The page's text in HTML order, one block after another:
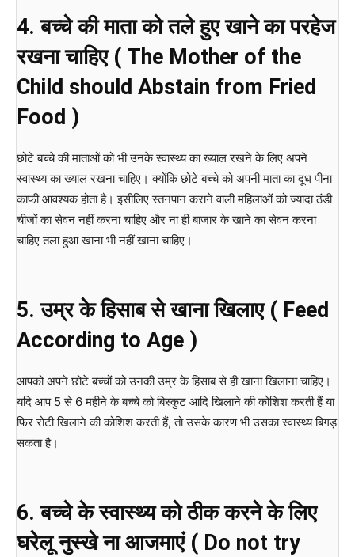
4. बच्चे की माता को तले हुए खाने का परहेज
रखना चाहिए ( The Mother of the
Child should Abstain from Fried
Food )
छोटे बच्चे की माताओं को भी उनके स्वास्थ्य का ख्याल रखने के लिए अपने
स्वास्थ्य का ख्याल रखना चाहिए। क्योंकि छोटे बच्चे को अपनी माता का दूध पीना
काफी आवश्यक होता है। इसीलिए स्तनपान कराने वाली महिलाओं को ज्यादा ठंडी
चीजों का सेवन नहीं करना चाहिए और ना ही बाजार के खाने का सेवन करना
चाहिए तला हुआ खाना भी नहीं खाना चाहिए।
5. उम्र के हिसाब से खाना खिलाए ( Feed
According to Age )
आपको अपने छोटे बच्चों को उनकी उम्र के हिसाब से ही खाना खिलाना चाहिए।
यदि आप 5 से 6 महीने के बच्चे को बिस्कुट आदि खिलाने की कोशिश करती हैं या
फिर रोटी खिलाने की कोशिश करती हैं, तो उसके कारण भी उसका स्वास्थ्य बिगड़
सकता है।
6. बच्चे के स्वास्थ्य को ठीक करने के लिए
घरेलू नुस्खे ना आजमाएं ( Do not try